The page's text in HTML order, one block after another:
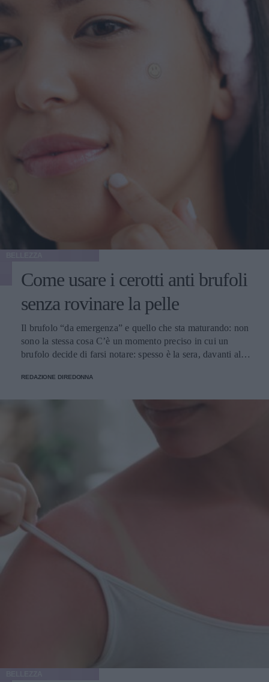
Come usare i cerotti anti brufoli
senza rovinare la pelle
Il brufolo “da emergenza” e quello che sta maturando: non
sono la stessa cosa C’è un momento preciso in cui un
brufolo decide di farsi notare: spesso è la sera, davanti allo
progettata per mettere in risalto ogni micro-rilievo. Il primo
rapido che non trasformi l’area in un campo di battaglia.
Qui entra in gioco una distinzione utile, quasi terapeutica:
brufolo con testa bianca già formata, brufolo infiammato e
profondo, oppure micro-comedone che sta solo
“annunciando” la sua presenza. I cerotti funzionano
meglio quando c’è qualcosa da assorbire o proteggere,
cioè quando la lesione è superficiale o quando vuoi evitare
entusiasta di toccare proprio lì. Se invece senti un nodulo
doloroso sotto pelle, il cerotto può aiutare come barriera,
ma non è la bacchetta magica: lì servono calma, routine
gentile e, se succede spesso, una chiacchierata con un
dermatologo. Come funzionano davvero i pimple patch (e
perché non sono tutti uguali) Il cuore della faccenda è
può assorbire i fluidi, riducendo il rischio di toccare e
lavoro senza interferenze. Alcuni cerotti sono minimalisti,
REDAZIONE DIREDONNA